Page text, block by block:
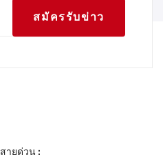
สมัครรับข่าว
สายด่วน :